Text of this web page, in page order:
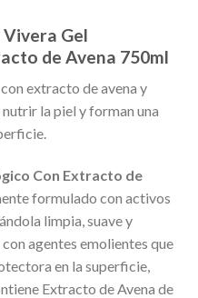
Gel
de Avena 750ml
extracto de avena y
la piel y forman una
Con Extracto de
formulado con activos
limpia, suave y
agentes emolientes que
en la superficie,
Extracto de Avena de